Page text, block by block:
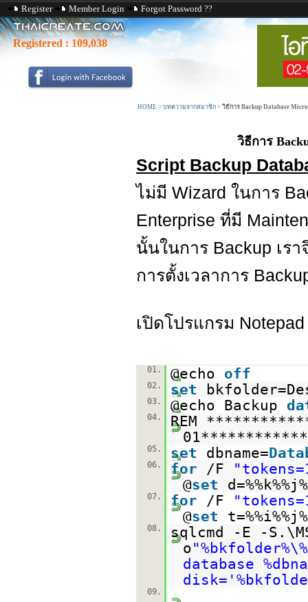
Register Member Login Forgot Password ??
Registered : 109,038
HOME > บทความจากสมาชิก > วิธีการ Backup Database
วิธีการ
Script Backup
ไม่มี Wizard ในการ
Enterprise ที่มี
นั้นในการ Backup เร
การตั้งเวลาการ
เปิดโปรแกรม
01. @echo off
02. set
03. @echo Backup
04.
REM
05. set dbname=
06. for /F
@set
07. for /F
@set
08.
sqlcmd -E -
o
database
09.